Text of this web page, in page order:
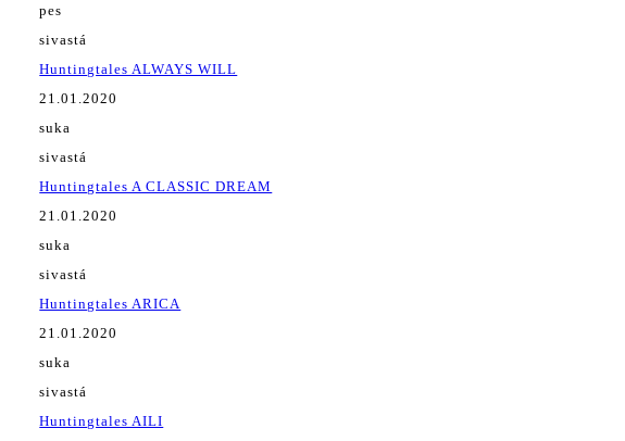
pes
sivastá
Huntingtales ALWAYS WILL
21.01.2020
suka
sivastá
Huntingtales A CLASSIC DREAM
21.01.2020
suka
sivastá
Huntingtales ARICA
21.01.2020
suka
sivastá
Huntingtales AILI